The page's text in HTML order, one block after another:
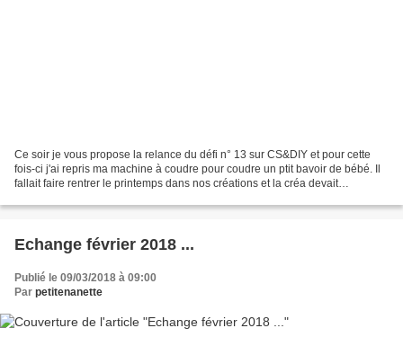
Ce soir je vous propose la relance du défi n° 13 sur CS&DIY et pour cette
fois-ci j'ai repris ma machine à coudre pour coudre un ptit bavoir de bébé. Il
fallait faire rentrer le printemps dans nos créations et la créa devait
Echange février 2018 ...
Publié le 09/03/2018 à 09:00
Par petitenanette